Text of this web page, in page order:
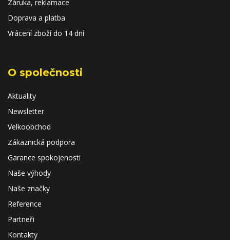
Záruka, reklamace
Doprava a platba
Vrácení zboží do 14 dní
O společnosti
Aktuality
Newsletter
Velkoobchod
Zákaznická podpora
Garance spokojenosti
Naše výhody
Naše značky
Reference
Partneři
Kontakty